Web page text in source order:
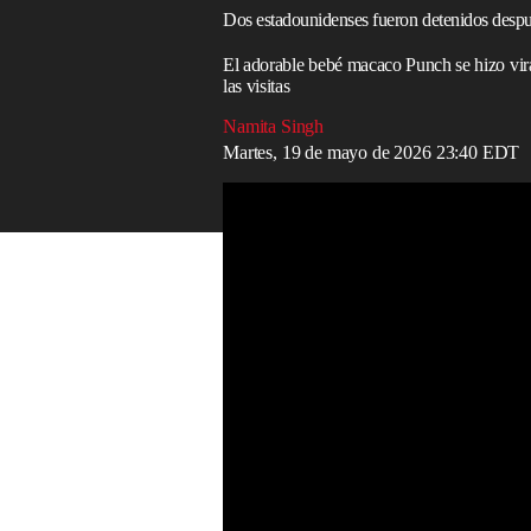
Dos estadounidenses fueron detenidos
El adorable bebé macaco Punch se hizo
las visitas
Namita Singh
Martes, 19 de mayo de 2026 23:40 EDT
Dos estadounidenses fueron detenidos
Dos estadounidenses fueron detenidos
El pequeño macaco Punch se hizo
de orangután, que le dieron como
afueras de Tokio, pero la policía tuvo
Alrededor de las 11 a. m., un hombre
de emoji amarillo de gran tamaño